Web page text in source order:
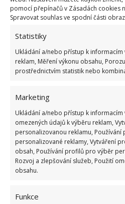
pomocí přepínačů v Zásadách cookies
Spravovat souhlas ve spodní části
Statistiky
Ukládání a/nebo přístup k informacím
reklam, Měření výkonu obsahu,
prostřednictvím statistik nebo
Marketing
Ukládání a/nebo přístup k informacím
omezených údajů k výběru reklam,
personalizovanou reklamu, Používání
personalizované reklamy, Vytváření
obsah, Používání profilů pro výběr
Rozvoj a zlepšování služeb, Použití
obsahu.
Funkce
magnolie. Trvalky můžete
vysazovat nové jiřiny,
také suché nadzemní části
levandule nebo rozmarýnu.
Jarní postřik
V dubnu je čas na ošetření
Univerzální čas pro postřik
být proveden ještě před
Vyberte si suchý den, kdy
se pohybují kolem 10 °C.
nemocemi
. Pokud